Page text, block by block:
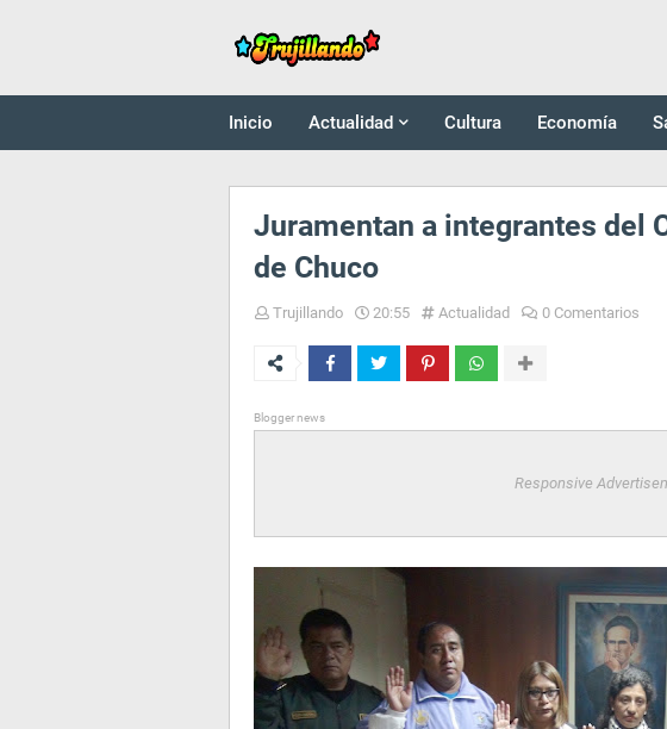
Inicio Actualidad Cultura Economía
Juramentan a integrantes del
de Chuco
Trujillando 20:55 Actualidad 0 Comentarios
Blogger news
Responsive